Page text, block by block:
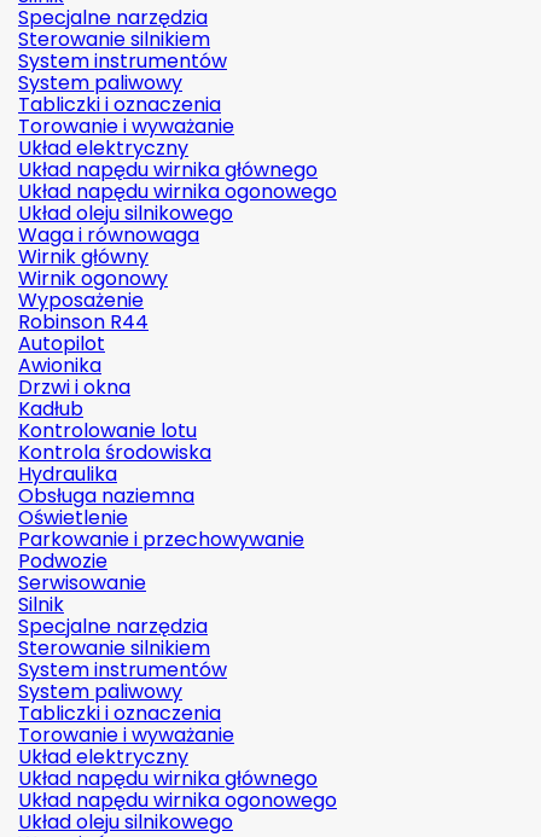
Specjalne narzędzia
Sterowanie silnikiem
System instrumentów
System paliwowy
Tabliczki i oznaczenia
Torowanie i wyważanie
Układ elektryczny
Układ napędu wirnika głównego
Układ napędu wirnika ogonowego
Układ oleju silnikowego
Waga i równowaga
Wirnik główny
Wirnik ogonowy
Wyposażenie
Robinson R44
Autopilot
Awionika
Drzwi i okna
Kadłub
Kontrolowanie lotu
Kontrola środowiska
Hydraulika
Obsługa naziemna
Oświetlenie
Parkowanie i przechowywanie
Podwozie
Serwisowanie
Silnik
Specjalne narzędzia
Sterowanie silnikiem
System instrumentów
System paliwowy
Tabliczki i oznaczenia
Torowanie i wyważanie
Układ elektryczny
Układ napędu wirnika głównego
Układ napędu wirnika ogonowego
Układ oleju silnikowego